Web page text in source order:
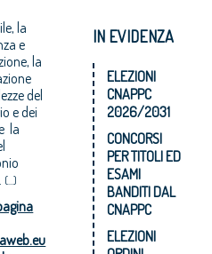
la
e
la
del
e dei
la
(...)
IN EVIDENZA
ELEZIONI
CNAPPC
2026/2031
CONCORSI
PER TITOLI ED
ESAMI
BANDITI DAL
CNAPPC
ELEZIONI